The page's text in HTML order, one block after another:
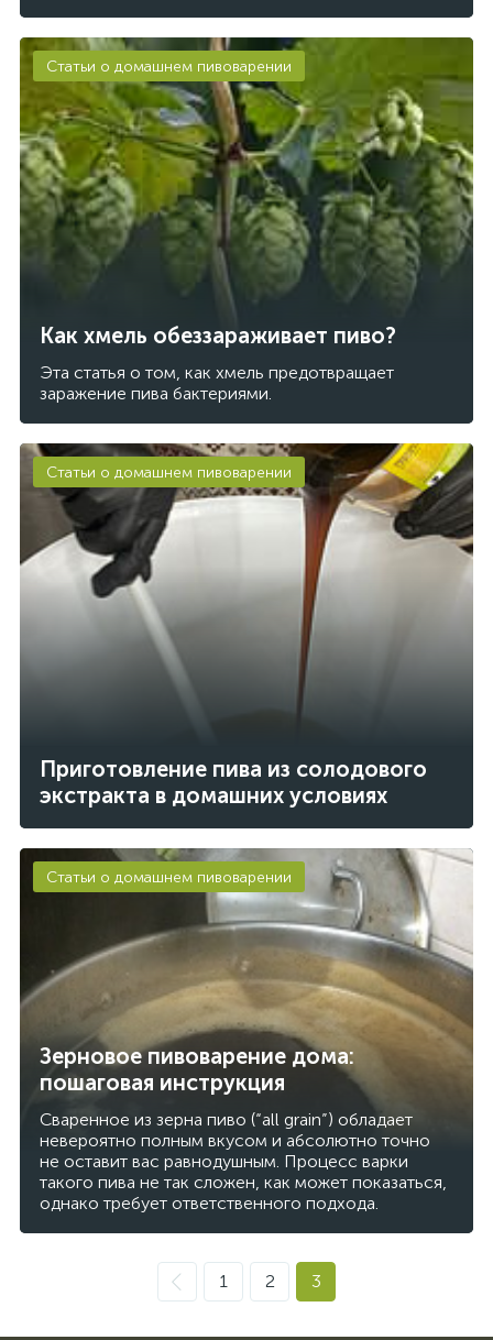
Как хмель обеззараживает пиво?
Эта статья о том, как хмель предотвращает
заражение пива бактериями.
Статьи о домашнем пивоварении
Приготовление пива из солодового
экстракта в домашних условиях
Статьи о домашнем пивоварении
Зерновое пивоварение дома:
пошаговая инструкция
Сваренное из зерна пиво (“all grain”) обладает
невероятно полным вкусом и абсолютно точно
не оставит вас равнодушным. Процесс варки
такого пива не так сложен, как может показаться,
однако требует ответственного подхода.
Статьи о домашнем пивоварении
1 2 3